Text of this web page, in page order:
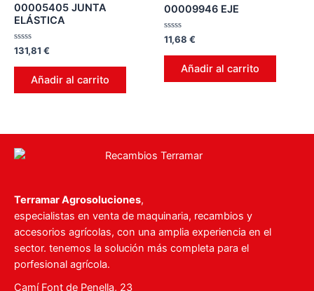
00005405 JUNTA
ELÁSTICA
Valorado
0
131,81 €
Añadir al carrito
00009946 EJE
Valorado
en
0
11,68 €
Añadir al carrito
Terramar Agrosoluciones,
especialistas en venta de maquinaria, recambios y
accesorios agrícolas, con una amplia experiencia en el
sector. tenemos la solución más completa para el
porfesional agrícola.
Camí Font de Penella, 23